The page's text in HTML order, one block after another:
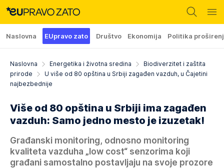
Naslovna EUpravo zato Društvo Ekonomija Politika
Naslovna Energetika i životna sredina
Biodiverzitet i zaštita
prirode
U više od 80 opština u Srbiji zagađen vazduh, u Čajetini
najbezbednije
Više od 80 opština u Srbiji ima zagađen
vazduh: Samo jedno mesto je izuzetak!
Građanski monitoring, odnosno monitoring
kvaliteta vazduha „low cost“ senzorima koji
građani samostalno postavljaju na svoje prozore